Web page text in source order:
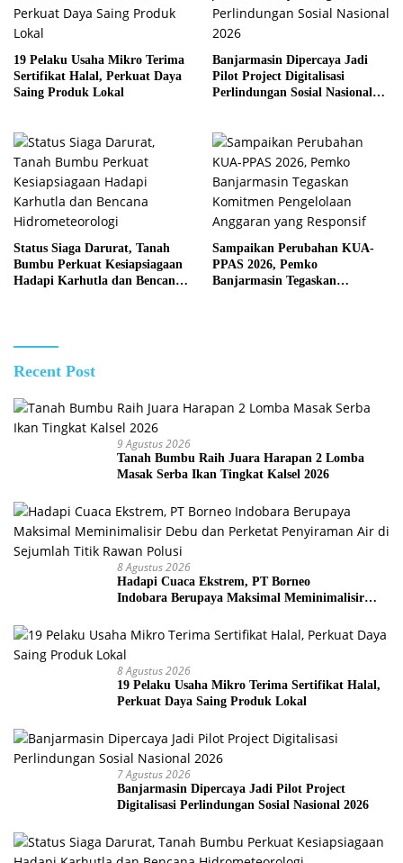
19 Pelaku Usaha Mikro Terima
Sertifikat Halal, Perkuat Daya
Saing Produk Lokal
Banjarmasin Dipercaya Jadi
Pilot Project Digitalisasi
Perlindungan Sosial Nasional
Status Siaga Darurat, Tanah
Bumbu Perkuat Kesiapsiagaan
Hadapi Karhutla dan Bencana
Sampaikan Perubahan KUA-
PPAS 2026, Pemko
Banjarmasin Tegaskan
Recent Post
9 Agustus 2026
Tanah Bumbu Raih Juara Harapan 2 Lomba
Masak Serba Ikan Tingkat Kalsel 2026
8 Agustus 2026
Hadapi Cuaca Ekstrem, PT Borneo
Indobara Berupaya Maksimal Meminimalisir
Titik Rawan Polusi
8 Agustus 2026
19 Pelaku Usaha Mikro Terima Sertifikat Halal,
Perkuat Daya Saing Produk Lokal
7 Agustus 2026
Banjarmasin Dipercaya Jadi Pilot Project
Digitalisasi Perlindungan Sosial Nasional 2026